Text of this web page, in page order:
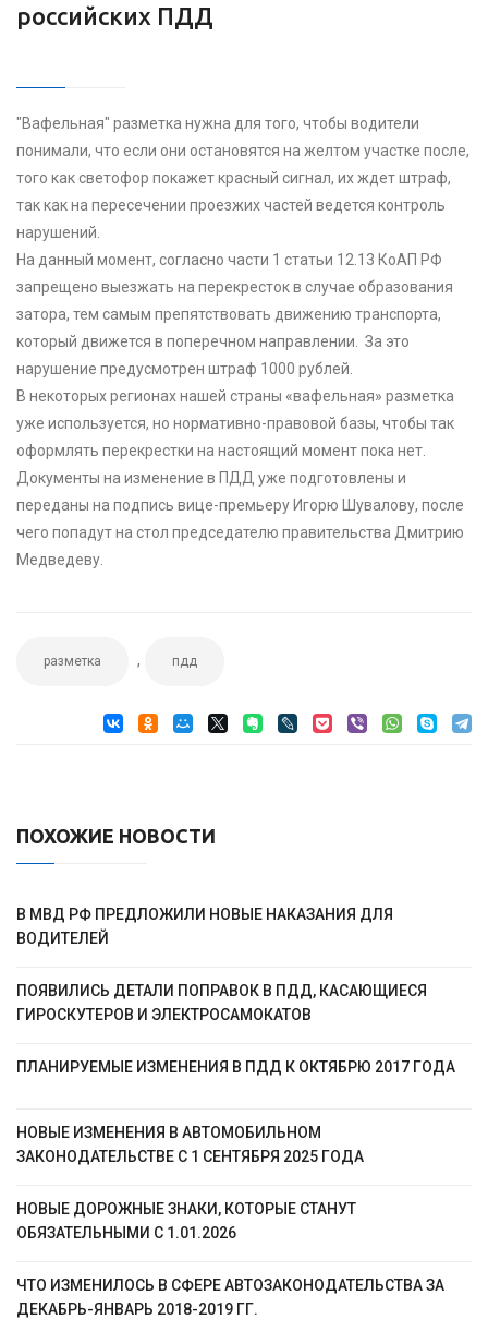
российских ПДД
"Вафельная" разметка нужна для того, чтобы водители
понимали, что если они остановятся на желтом участке после,
того как светофор покажет красный сигнал, их ждет штраф,
так как на пересечении проезжих частей ведется контроль
нарушений.
На данный момент, согласно части 1 статьи 12.13 КоАП РФ
запрещено выезжать на перекресток в случае образования
затора, тем самым препятствовать движению транспорта,
который движется в поперечном направлении. За это
нарушение предусмотрен штраф 1000 рублей.
В некоторых регионах нашей страны «вафельная» разметка
уже используется, но нормативно-правовой базы, чтобы так
оформлять перекрестки на настоящий момент пока нет.
Документы на изменение в ПДД уже подготовлены и
переданы на подпись вице-премьеру Игорю Шувалову, после
чего попадут на стол председателю правительства Дмитрию
Медведеву.
разметка , пдд
ПОХОЖИЕ НОВОСТИ
В МВД РФ ПРЕДЛОЖИЛИ НОВЫЕ НАКАЗАНИЯ ДЛЯ
ВОДИТЕЛЕЙ
ПОЯВИЛИСЬ ДЕТАЛИ ПОПРАВОК В ПДД, КАСАЮЩИЕСЯ
ГИРОСКУТЕРОВ И ЭЛЕКТРОСАМОКАТОВ
ПЛАНИРУЕМЫЕ ИЗМЕНЕНИЯ В ПДД К ОКТЯБРЮ 2017 ГОДА
НОВЫЕ ИЗМЕНЕНИЯ В АВТОМОБИЛЬНОМ
ЗАКОНОДАТЕЛЬСТВЕ С 1 СЕНТЯБРЯ 2025 ГОДА
НОВЫЕ ДОРОЖНЫЕ ЗНАКИ, КОТОРЫЕ СТАНУТ
ОБЯЗАТЕЛЬНЫМИ С 1.01.2026
ЧТО ИЗМЕНИЛОСЬ В СФЕРЕ АВТОЗАКОНОДАТЕЛЬСТВА ЗА
ДЕКАБРЬ-ЯНВАРЬ 2018-2019 ГГ.